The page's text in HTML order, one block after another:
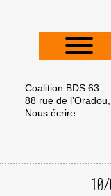
Coalition BDS 63
88 rue de
Nous écrire